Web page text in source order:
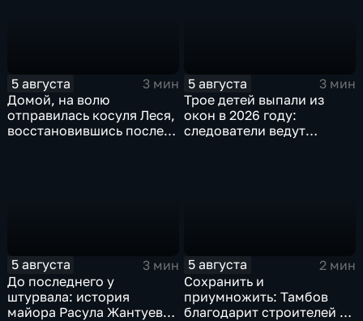
5 августа
3 мин
Домой, на волю
отправилась косуля Леся,
восстановившись после
5 августа
3 мин
Трое детей выпали из
окон в 2026 году:
следователи ведут
5 августа
3 мин
До последнего у
штурвала: история
майора Расула Жантуева,
5 августа
2 мин
Сохранить и
приумножить: Тамбов
благодарит строителей за